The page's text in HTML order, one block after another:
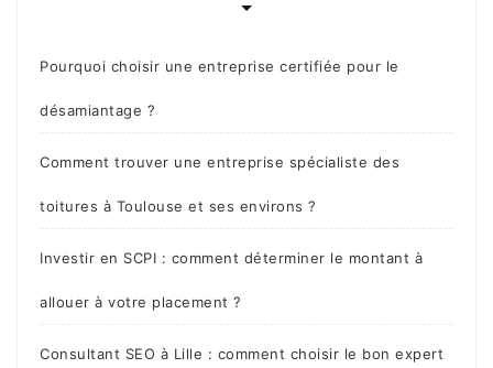
Pourquoi choisir une entreprise certifiée pour le
désamiantage ?
Comment trouver une entreprise spécialiste des
toitures à Toulouse et ses environs ?
Investir en SCPI : comment déterminer le montant à
allouer à votre placement ?
Consultant SEO à Lille : comment choisir le bon expert